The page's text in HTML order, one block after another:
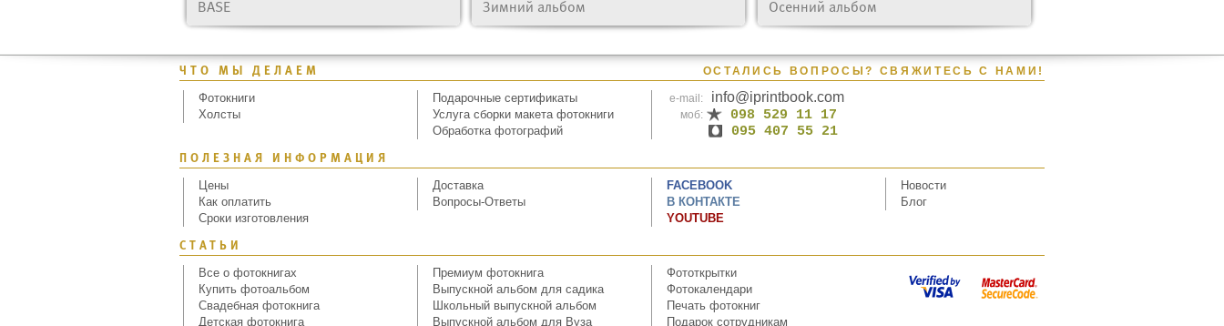
BASE Зимний альбом Осенний альбом
ОСТАЛИСЬ ВОПРОСЫ? СВЯЖИТЕСЬ С НАМИ!
ЧТО МЫ ДЕЛАЕМ
Фотокниги
Холсты
Подарочные сертификаты
Услуга сборки макета фотокниги
Обработка фотографий
e-mail: info@iprintbook.com
моб:
098 529 11 17
095 407 55 21
ПОЛЕЗНАЯ ИНФОРМАЦИЯ
Цены
Как оплатить
Сроки изготовления
Доставка
Вопросы-Ответы
FACEBOOK
В КОНТАКТЕ
YOUTUBE
Новости
Блог
СТАТЬИ
Все о фотокнигах
Купить фотоальбом
Свадебная фотокнига
Детская фотокнига
Премиум фотокнига
Выпускной альбом для садика
Школьный выпускной альбом
Выпускной альбом для Вуза
Фототкрытки
Фотокалендари
Печать фотокниг
Подарок сотрудникам